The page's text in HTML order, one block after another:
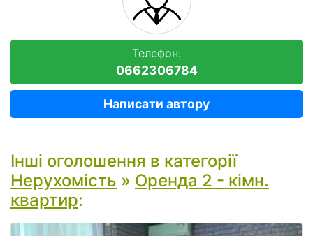
Телефон:
0662306784
Написати автору
Інші оголошення в категорії
Нерухомість » Оренда 2 - кімн.
квартир: